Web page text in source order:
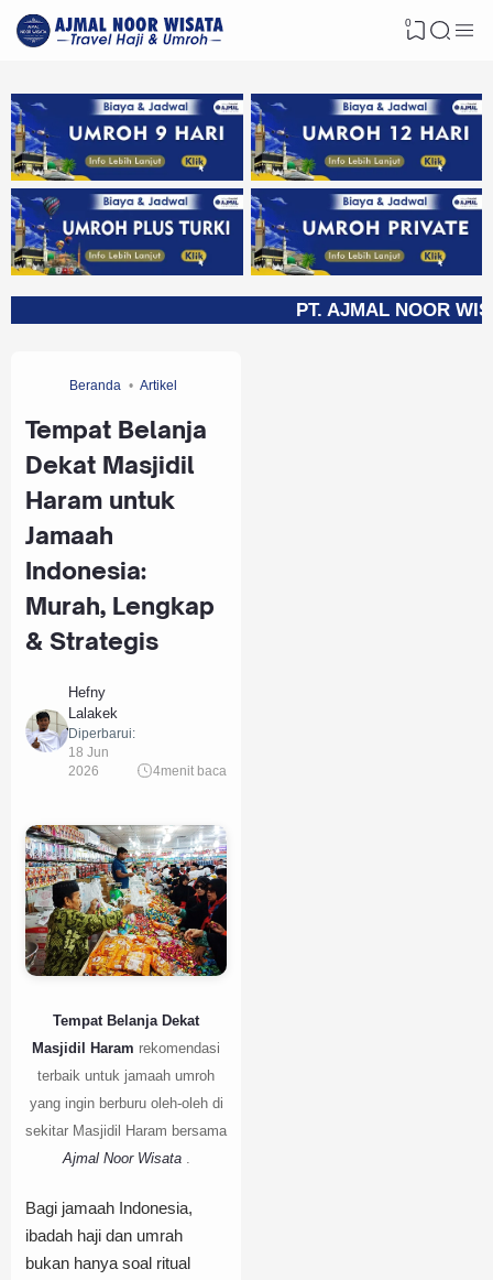
0
PT. AJMAL NOOR WISATA |
Beranda Artikel
Tempat Belanja
Dekat Masjidil
Haram untuk
Jamaah
Indonesia:
Murah, Lengkap
& Strategis
Hefny
Lalakek
Diperbarui:
18 Jun
2026
4menit baca
Tempat Belanja Dekat
Masjidil Haram rekomendasi
terbaik untuk jamaah umroh
yang ingin berburu oleh-oleh di
sekitar Masjidil Haram bersama
Ajmal Noor Wisata .
Bagi jamaah Indonesia,
ibadah haji dan umrah
bukan hanya soal ritual